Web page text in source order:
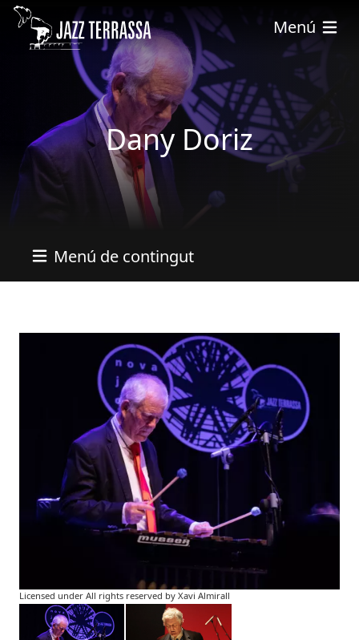
Skip to main content
Menú
Dany Doriz
Menú de contingut
Licensed under All rights reserved by Xavi Almirall